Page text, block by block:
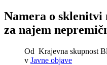
Namera o sklenitvi
za najem
Od Krajevna skupnost
v Javne objave